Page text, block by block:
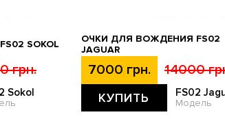
SOKOL
грн.
Sokol
ОЧКИ ДЛЯ ВОЖДЕНИЯ FS02
JAGUAR
7000 грн. 14000
КУПИТЬ FS02
Модель